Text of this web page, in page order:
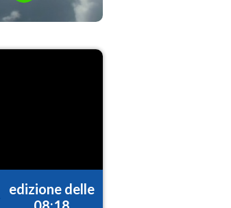
edizione delle